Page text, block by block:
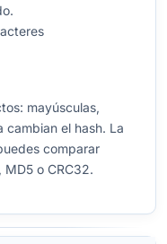
mayúsculas,
cambian el hash. La
comparar
MD5 o CRC32.